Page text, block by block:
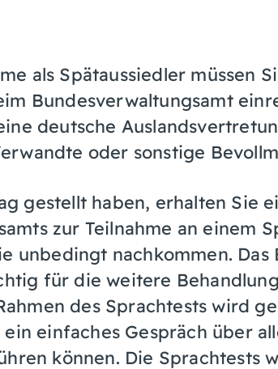
als Spätaussiedler müssen
Bundesverwaltungsamt
deutsche
oder sonstige
gestellt haben, erhalten Sie
zur Teilnahme an einem
unbedingt nachkommen. Das
für die weitere
des Sprachtests wird
einfaches Gespräch über
können. Die Sprachtests